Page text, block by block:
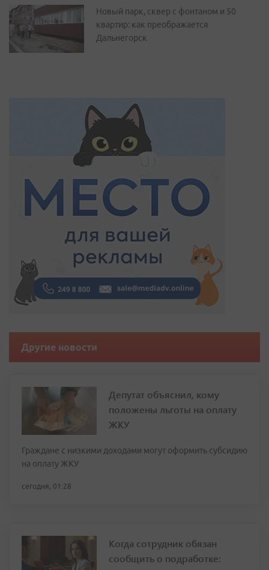
Новый парк, сквер с фонтаном и 50
квартир: как преображается
Дальнегорск
Другие новости
Депутат объяснил, кому
положены льготы на оплату
ЖКУ
Граждане с низкими доходами могут оформить субсидию
на оплату ЖКУ
сегодня, 01:28
Когда сотрудник обязан
сообщить о подработке: